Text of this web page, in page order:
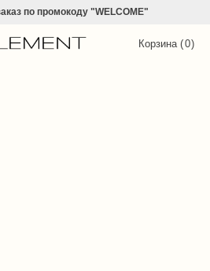
по промокоду "WELCOME"
Корзина ( )
0